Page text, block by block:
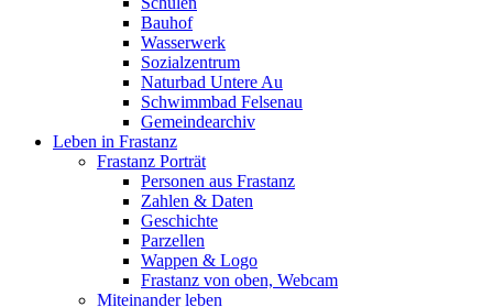
Bauhof
Wasserwerk
Sozialzentrum
Naturbad Untere Au
Schwimmbad Felsenau
Gemeindearchiv
Leben in Frastanz
Frastanz Porträt
Personen aus Frastanz
Zahlen & Daten
Geschichte
Parzellen
Wappen & Logo
Frastanz von oben, Webcam
Miteinander leben